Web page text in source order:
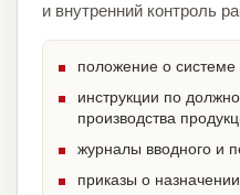
и внутренний контроль
положение о системе
инструкции по
производства
журналы вводного и
приказы о